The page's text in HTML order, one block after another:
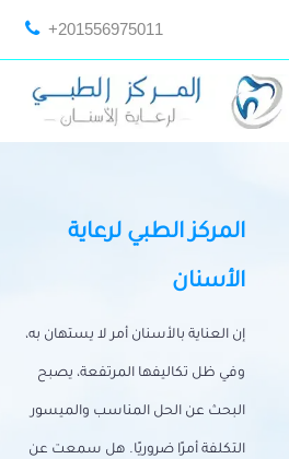
+201556975011
المركز الطبي لرعاية
الأسنان
إن العناية بالأسنان أمر لا يستهان به،
وفي ظل تكاليفها المرتفعة، يصبح
البحث عن الحل المناسب والميسور
التكلفة أمرًا ضروريًا. هل سمعت عن